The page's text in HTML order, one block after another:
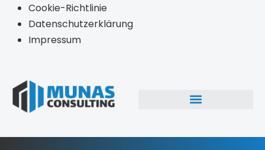
Cookie-Richtlinie
Datenschutzerklärung
Impressum